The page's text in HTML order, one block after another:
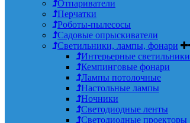
Отпариватели
Перчатки
Роботы-пылесосы
Садовые опрыскиватели
Светильники, лампы, фонари
Интерьерные светильники
Кемпинговые фонари
Лампы потолочные
Настольные лампы
Ночники
Светодиодные ленты
Светодиодные проекторы